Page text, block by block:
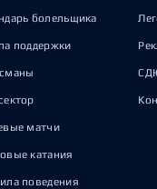
болельщика
поддержки
матчи
катания
поведения